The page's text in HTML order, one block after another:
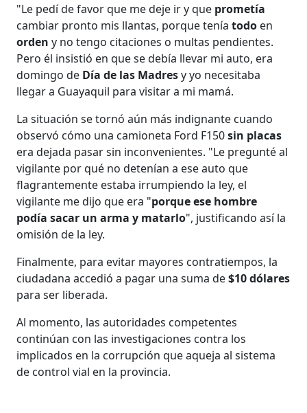
"Le pedí de favor que me deje ir y que prometía
cambiar pronto mis llantas, porque teníatodo en
orden y no tengo citaciones o multas pendientes.
Pero él insistió en que se debía llevar mi auto, era
domingo de Día de las Madresy yo necesitaba
llegar a Guayaquil para visitar a mi mamá.
La situación se tornó aún más indignante cuando
observó cómo una camioneta Ford F150sin placas
era dejada pasar sin inconvenientes. "Le pregunté al
vigilante por qué no detenían a ese auto que
flagrantemente estaba irrumpiendo la ley, el
vigilante me dijo que era "porque ese hombre
podía sacar un arma y matarlo", justificando así la
omisión de la ley.
Finalmente, para evitar mayores contratiempos, la
ciudadana accedió a pagar una suma de$10 dólares
para ser liberada.
Al momento, las autoridades competentes
continúan con las investigaciones contra los
implicados en la corrupción que aqueja al sistema
de control vial en la provincia.